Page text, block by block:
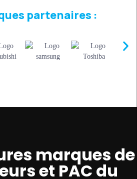
partenaires :
marques de
et PAC du